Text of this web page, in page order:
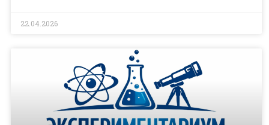
22.04.2026